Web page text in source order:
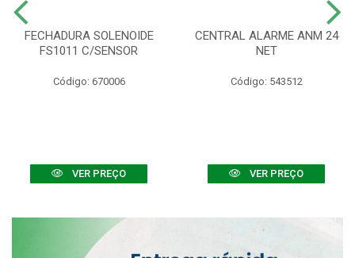
FECHADURA SOLENOIDE
FS1011 C/SENSOR
Código: 670006
VER PREÇO
CENTRAL ALARME ANM 24
NET
Código: 543512
VER PREÇO